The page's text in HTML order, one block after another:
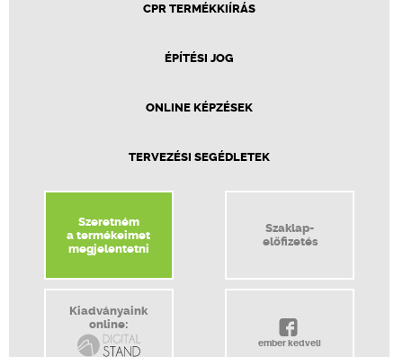
CPR TERMÉKKIÍRÁS
ÉPÍTÉSI JOG
ONLINE KÉPZÉSEK
TERVEZÉSI SEGÉDLETEK
Szeretném
a termékeimet
megjelentetni
Szaklap-
előfizetés
Kiadványaink
online:
ember kedveli